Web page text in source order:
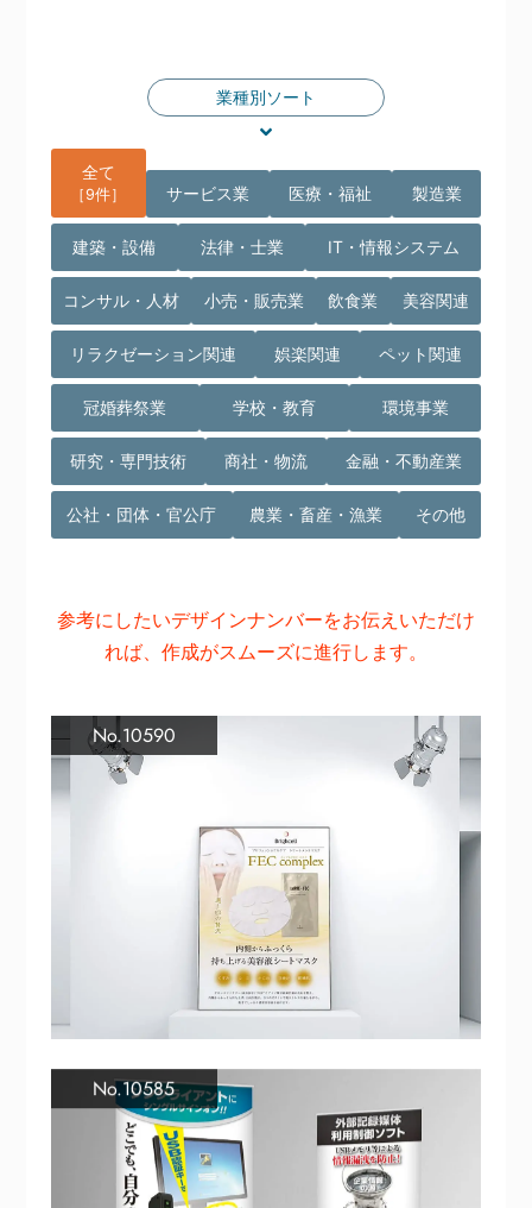
業種別ソート
全て
［9件］ サービス業 医療・福祉 製造業
建築・設備 法律・士業 IT・情報システム
コンサル・人材 小売・販売業 飲食業 美容関連
リラクゼーション関連 娯楽関連 ペット関連
冠婚葬祭業 学校・教育 環境事業
研究・専門技術 商社・物流 金融・不動産業
公社・団体・官公庁 農業・畜産・漁業 その他
参考にしたいデザインナンバーをお伝えいただけ
れば、作成がスムーズに進行します。
No.10590
No.10585